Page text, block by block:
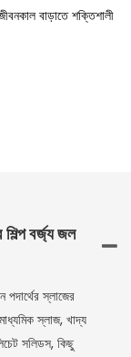
বাড়াতে শক্তিশালী
শিল্প বর্জ্য জল
পদার্থের স্লাজের
স্লাজ, খাদ্য
সলিডস, কিছু